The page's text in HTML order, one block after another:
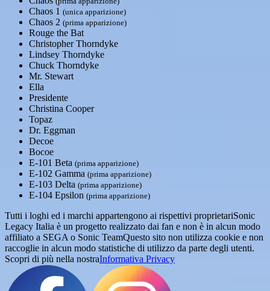
Chaos 1 (unica apparizione)
Chaos 2 (prima apparizione)
Rouge the Bat
Christopher Thorndyke
Lindsey Thorndyke
Chuck Thorndyke
Mr. Stewart
Ella
Presidente
Christina Cooper
Topaz
Dr. Eggman
Decoe
Bocoe
E-101 Beta (prima apparizione)
E-102 Gamma (prima apparizione)
E-103 Delta (prima apparizione)
E-104 Epsilon (prima apparizione)
Tutti i loghi ed i marchi appartengono ai rispettivi proprietariSonic
Legacy Italia è un progetto realizzato dai fan e non è in alcun modo
affiliato a SEGA o Sonic TeamQuesto sito non utilizza cookie e non
raccoglie in alcun modo statistiche di utilizzo da parte degli utenti.
Scopri di più nella nostraInformativa Privacy